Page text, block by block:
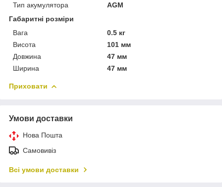
Тип акумулятора
AGM
Габаритні розміри
Вага
0.5 кг
Висота
101 мм
Довжина
47 мм
Ширина
47 мм
Приховати
Умови доставки
Нова Пошта
Самовивіз
Всі умови доставки